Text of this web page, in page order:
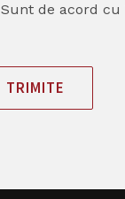
Sunt de acord cu
TRIMITE